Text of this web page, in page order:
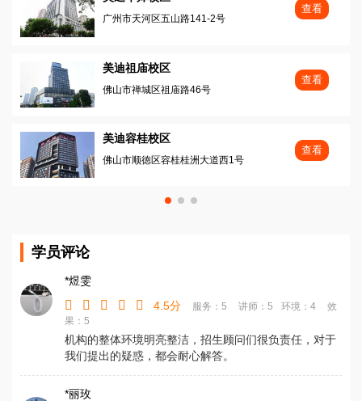
广州市天河区五山路141-2号
查看
美迪祖庙校区
佛山市禅城区祖庙路46号
查看
美迪容桂校区
佛山市顺徳区容桂桂洲大道西1号
查看
学员评论
*煜雯
4.5分
服务：5 讲师：5 环境：4
效
果：5
机构的整体环境明亮整洁，招生顾问们很负责任，对于
我们提出的疑惑，都会耐心解答。
*丽玫